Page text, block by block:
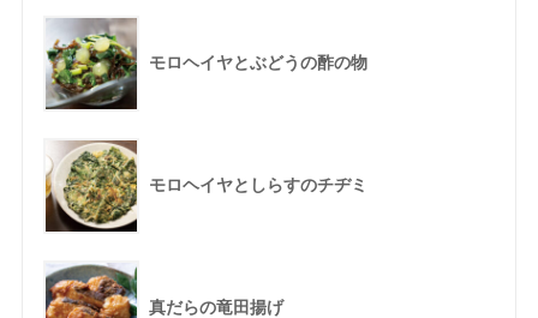
モロヘイヤとぶどうの酢の物
モロヘイヤとしらすのチヂミ
真だらの竜田揚げ